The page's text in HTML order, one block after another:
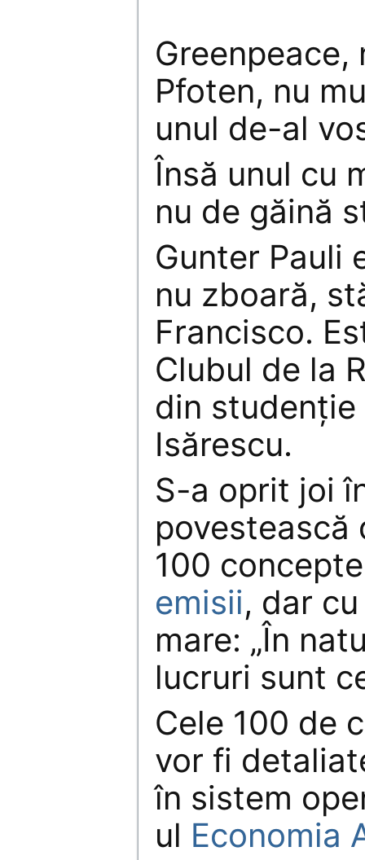
Greenpeace,
Pfoten, nu
unul de-al
Însă unul cu
nu de găină
Gunter Pauli
nu zboară,
Francisco.
Clubul de la
din
Isărescu.
S-a oprit joi
povestească
100
emisii, dar
mare: „În
lucruri sunt
Cele 100 de
vor fi
în sistem
ul Economia